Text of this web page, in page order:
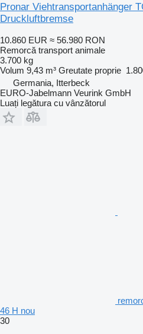
Pronar Viehtransportanhänger
Druckluftbremse
10.860 EUR ≈ 56.980 RON
Remorcă transport animale
3.700 kg
Volum 9,43 m³ Greutate proprie
Germania, Itterbeck
EURO-Jabelmann Veurink GmbH
Luați legătura cu vânzătorul
46 H nou
30